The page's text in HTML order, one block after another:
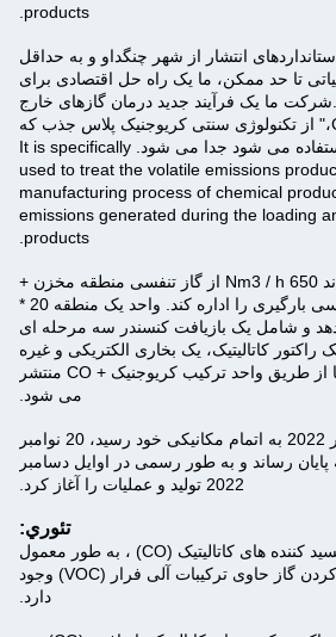
products.
انتشار از شهر چنگداو و به حداقل
تا حد ممکن، ما یک راه حل اقتصادی برای
ما یک فرآیند جدید درمان گازهای خارج
شده از "Cryogenic + CO،" از تکنولوژی سنتی کریوجنیک پلاس جذب که
معمولا برای گاز مخزن استفاده می شود جدا می شود. It is specifically
used to treat the volatile emissions
manufacturing process of chemical
emissions generated during the loading
products.
سیستم تصفیه می تواند 650 Nm3 / h از گاز تنفسی منطقه مخزن +
350 Nm3 / h از گاز تنفسی بارگیری را اداره کند. واحد یک منطقه 20 *
و شامل یک بازیافت کنسندر سه مرحله ای
کاتالیتیک، یک بخاری الکتریکی و غیره
دود با رعایت استانداردها از طریق واحد ترکیب کریوجنیک + CO منتشر
می شود.
این پروژه در 30 اکتبر 2022 به اتمام مکانیکی خود رسید، 20 نوامبر
به پایان رساند و به طور رسمی در اوایل دسامبر
2022 تولید و عملیات را آغاز کرد.
تئوري:
قبل از وارد شدن به اکسید کننده های کاتالیتیک (CO) ، به طور معمول
یک مبادله گرما برای گرم کردن گاز حاوی ترکیبات آلی فرار (VOC) وجود
دارد.